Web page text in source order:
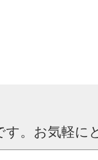
す。お気軽に